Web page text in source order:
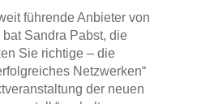
führende Anbieter von
Sandra Pabst, die
Sie richtige – die
Netzwerken“
der neuen